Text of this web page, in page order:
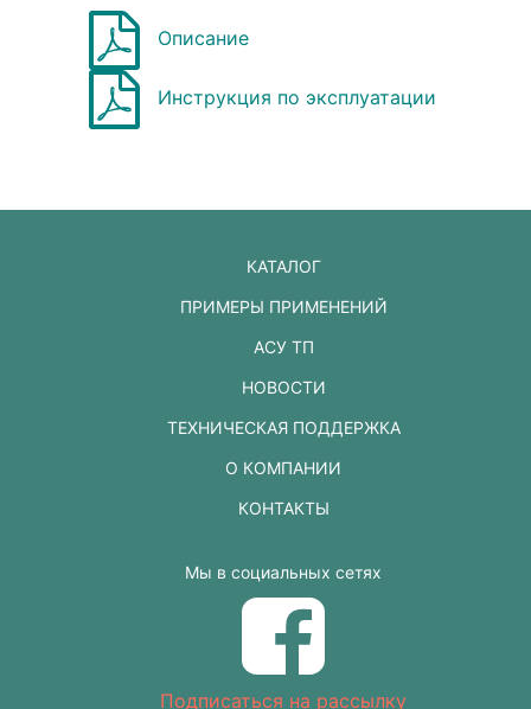
Описание
Инструкция по эксплуатации
КАТАЛОГ
ПРИМЕРЫ ПРИМЕНЕНИЙ
АСУ ТП
НОВОСТИ
ТЕХНИЧЕСКАЯ ПОДДЕРЖКА
О КОМПАНИИ
КОНТАКТЫ
Мы в социальных сетях
Подписаться на рассылку